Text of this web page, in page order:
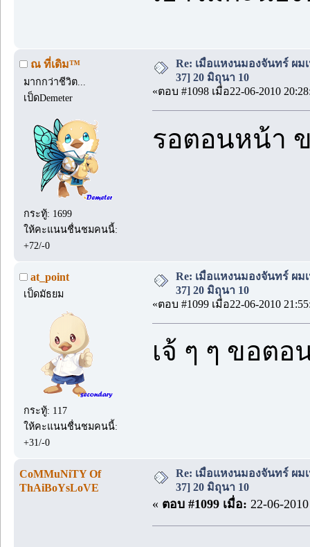
ณ ที่เดิม™
มากกว่าชีวิต...
เป็ดDemeter
กระทู้: 1699
ให้คะแนนชื่นชมคนนี้:
+72/-0
Re: เมื่อแหงนมองจันทร์ ผม
37] 20 มิถุนา 10
«ตอบ #1098 เมื่อ22-06-2010
รอตอนหน้า
at_point
เป็ดมัธยม
กระทู้: 117
ให้คะแนนชื่นชมคนนี้:
+31/-0
Re: เมื่อแหงนมองจันทร์ ผม
37] 20 มิถุนา 10
«ตอบ #1099 เมื่อ22-06-2010
เจ้ ๆ ๆ ขอต
CoMMuNiTY Of
ThAiBoYsLoVE
Re: เมื่อแหงนมองจันทร์ ผม
37] 20 มิถุนา 10
« ตอบ #1099 เมื่อ: 22-06-